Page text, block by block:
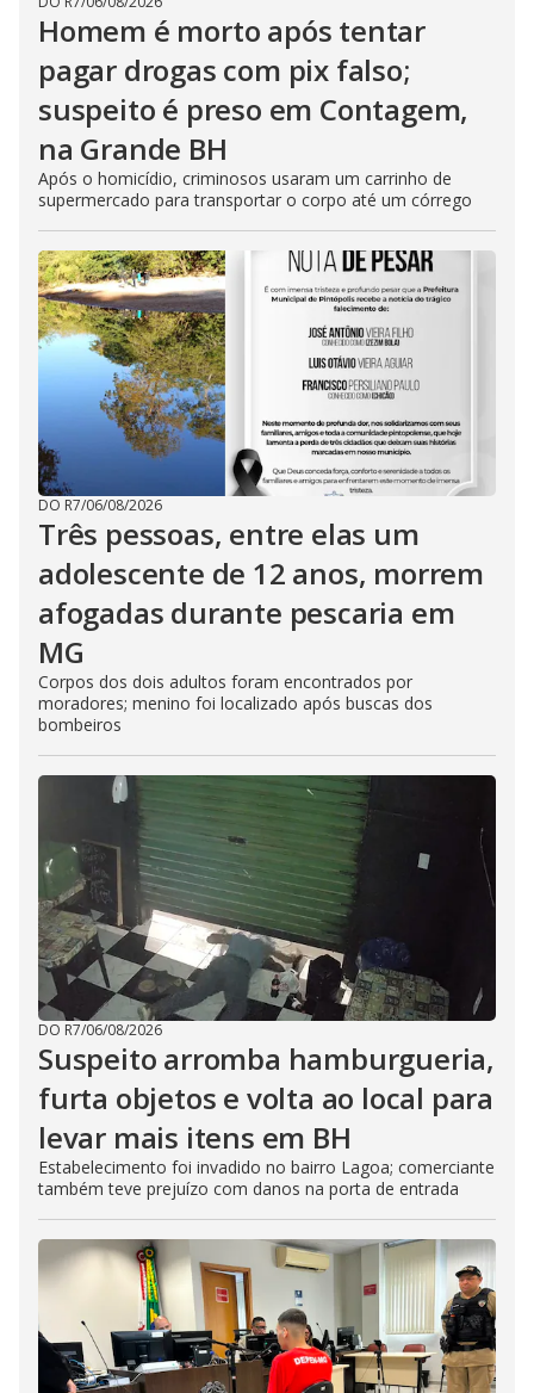
Homem é morto após tentar
pagar drogas com pix falso;
suspeito é preso em Contagem,
na Grande BH
Após o homicídio, criminosos usaram um carrinho de
supermercado para transportar o corpo até um córrego
DO R7/06/08/2026
Três pessoas, entre elas um
adolescente de 12 anos, morrem
afogadas durante pescaria em
MG
Corpos dos dois adultos foram encontrados por
moradores; menino foi localizado após buscas dos
bombeiros
DO R7/06/08/2026
Suspeito arromba hamburgueria,
furta objetos e volta ao local para
levar mais itens em BH
Estabelecimento foi invadido no bairro Lagoa; comerciante
também teve prejuízo com danos na porta de entrada